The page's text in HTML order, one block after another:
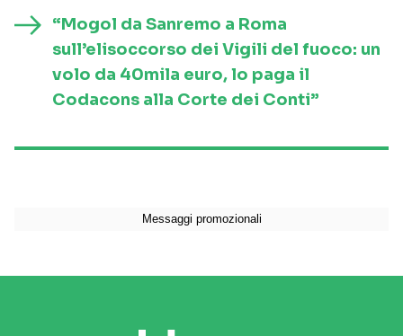
“Mogol da Sanremo a Roma
sull’elisoccorso dei Vigili del fuoco: un
volo da 40mila euro, lo paga il
Codacons alla Corte dei Conti”